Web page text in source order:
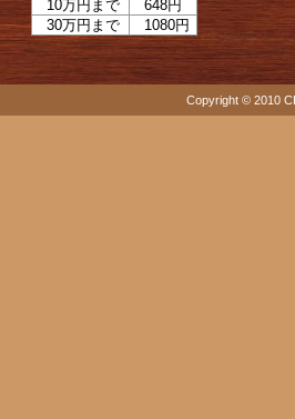
10万円まで
648円
30万円まで
1080円
Copyright © 2010